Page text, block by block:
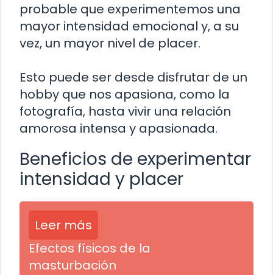
probable que experimentemos una
mayor intensidad emocional y, a su
vez, un mayor nivel de placer.
Esto puede ser desde disfrutar de un
hobby que nos apasiona, como la
fotografía, hasta vivir una relación
amorosa intensa y apasionada.
Beneficios de experimentar
intensidad y placer
Leer más
Efectos físicos de la
masturbación